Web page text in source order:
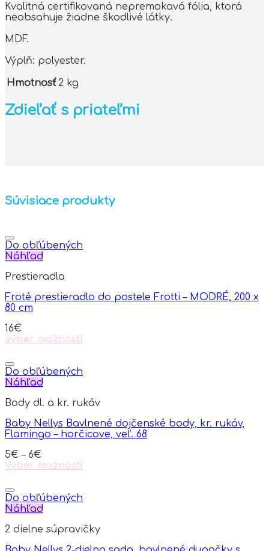
Kvalitná certifikovaná nepremokavá fólia, ktorá
neobsahuje žiadne škodlivé látky.
MDF.
Výplň: polyester.
Hmotnosť 2 kg
Zdieľať s priateľmi
Súvisiace produkty
Do obľúbených
Náhľad
Prestieradla
Froté prestieradlo do postele Frotti – MODRÉ, 200 x
80 cm
16€
Výber možností
product
has
multiple
The
may
be
on
the
page
Do obľúbených
Náhľad
Body dl. a kr. rukáv
Baby Nellys Bavlnené dojčenské body, kr. rukáv,
Flamingo – horčicove, veľ. 68
5€ – 6€
Výber možností
product
has
multiple
The
Do obľúbených
Náhľad
2 dielne súpravičky